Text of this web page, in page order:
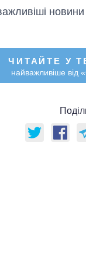
ЧИТАЙТЕ У
найважливіше від